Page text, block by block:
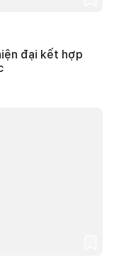
đại kết hợp